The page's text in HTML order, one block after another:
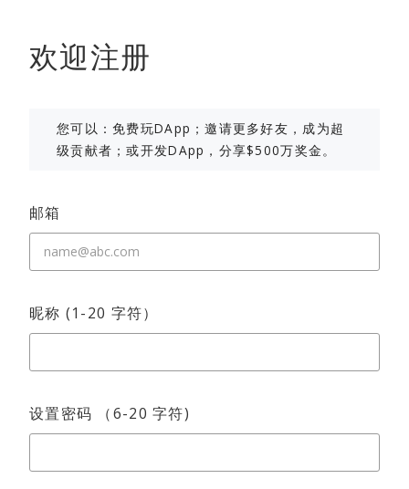
欢迎注册
您可以：免费玩DApp；邀请更多好友，成为超
级贡献者；或开发DApp，分享$500万奖金。
邮箱
昵称 (1-20 字符）
设置密码 （6-20 字符)